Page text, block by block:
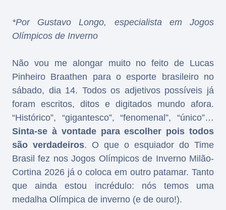
*Por Gustavo Longo, especialista em Jogos
Olímpicos de Inverno
Não vou me alongar muito no feito de Lucas
Pinheiro Braathen para o esporte brasileiro no
sábado, dia 14. Todos os adjetivos possíveis já
foram escritos, ditos e digitados mundo afora.
“Histórico”, “gigantesco”, “fenomenal”, “único”…
Sinta-se à vontade para escolher pois todos
são verdadeiros. O que o esquiador do Time
Brasil fez nos Jogos Olímpicos de Inverno Milão-
Cortina 2026 já o coloca em outro patamar. Tanto
que ainda estou incrédulo: nós temos uma
medalha Olímpica de inverno (e de ouro!).